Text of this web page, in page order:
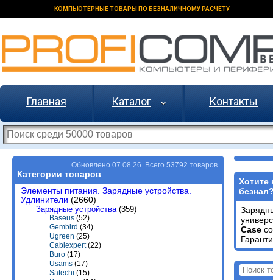
КОМПЬЮТЕРНЫЕ ТОВАРЫ ПО БЕЗНАЛИЧНОМУ РАСЧЕТУ
Главная Каталог Контакты
Обновлено 07.08.26. Всего 53792 товаров.
Категории товаров
Элементы питания. Зарядные устройства.
Удлинители (2660)
Зарядные устройства(359)
Baseus (52)
Gembird (34)
Ugreen (25)
Cablexpert(22)
Buro (17)
Usams (17)
Satechi (15)
Хотите
Case